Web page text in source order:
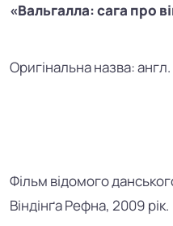
«Вальгалла: сага про
Оригінальна назва: англ.
Фільм відомого
Віндінґа Рефна, 2009 рік.